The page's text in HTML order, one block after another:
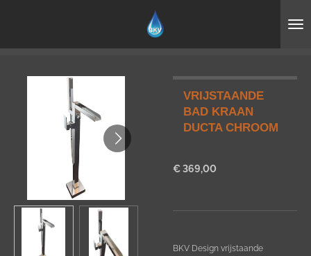
VRIJSTAANDE
BAD KRAAN
DUCTA CHROOM
€ 369,00
BKV Design vrijstaande